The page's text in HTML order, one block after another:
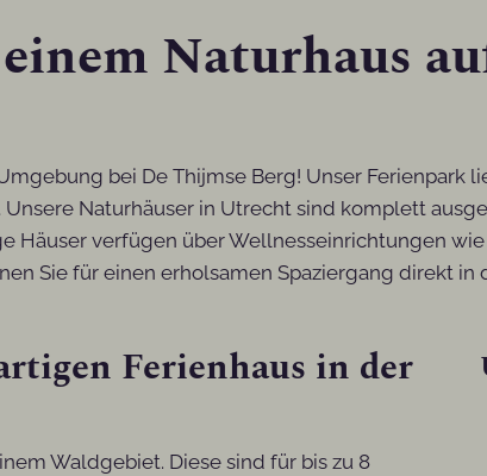
Naturhaus
bei De Thijmse Berg! Unser Ferienpark
Naturhäuser in Utrecht sind komplett
verfügen über Wellnesseinrichtungen
Sie für einen erholsamen Spaziergang direkt in
Ferienhaus in der
Waldgebiet. Diese sind für bis zu 8